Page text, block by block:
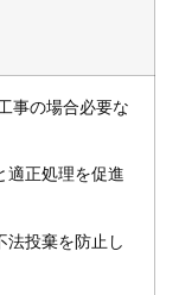
事の場合必要な
適正処理を促進
法投棄を防止し